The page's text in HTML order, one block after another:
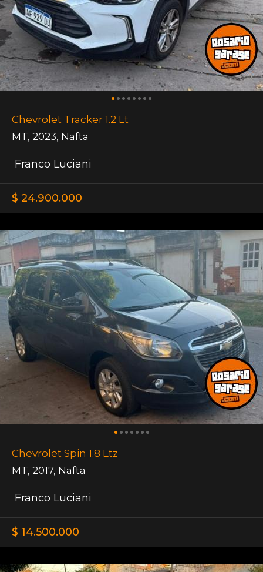
Chevrolet Tracker 1.2 Lt
MT, 2023, Nafta
Franco Luciani
$ 24.900.000
Chevrolet Spin 1.8 Ltz
MT, 2017, Nafta
Franco Luciani
$ 14.500.000